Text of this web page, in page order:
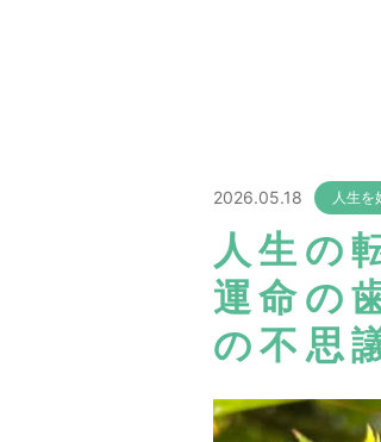
2026.05.18 人生を
人生の
運命の
の不思